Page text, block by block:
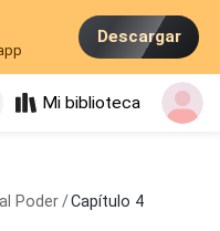
Descargar
Mi biblioteca
Poder /Capítulo 4